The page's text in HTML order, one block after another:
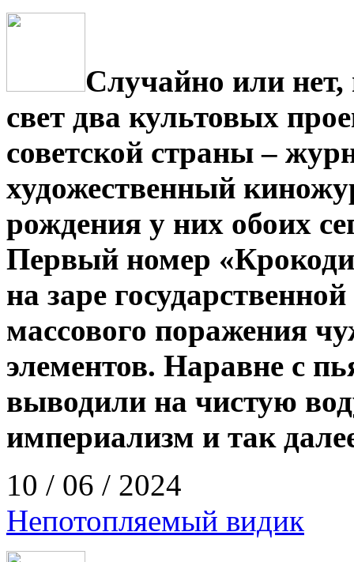
Случайно или
свет два культовых
советской страны –
художественный
рождения у них обоих
Первый номер
на заре
массового поражения
элементов. Наравне с
выводили на чистую
империализм и так
10 / 06 / 2024
Непотопляемый видик